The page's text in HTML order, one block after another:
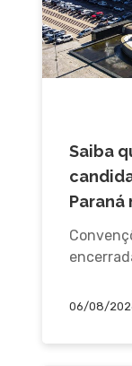
Saiba
Paraná
06/08/